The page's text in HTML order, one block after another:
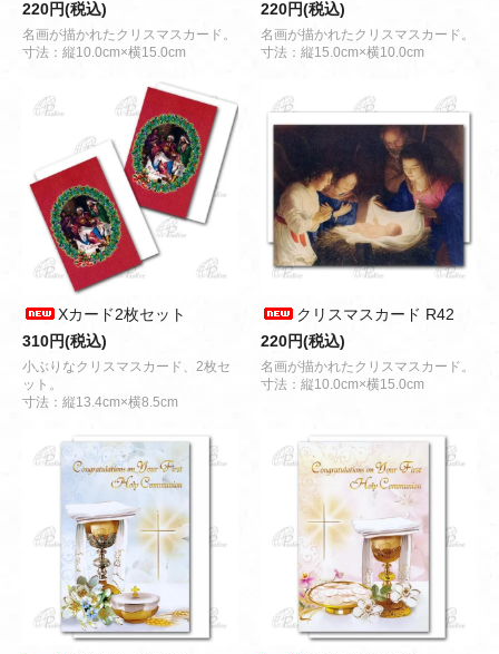
220円(税込)
名画が描かれたクリスマスカード。
寸法：縦10.0cm×横15.0cm
220円(税込)
名画が描かれたクリスマスカード。
寸法：縦15.0cm×横10.0cm
Xカード2枚セット
310円(税込)
小ぶりなクリスマスカード、2枚セ
ット。
寸法：縦13.4cm×横8.5cm
クリスマスカード R42
220円(税込)
名画が描かれたクリスマスカード。
寸法：縦10.0cm×横15.0cm